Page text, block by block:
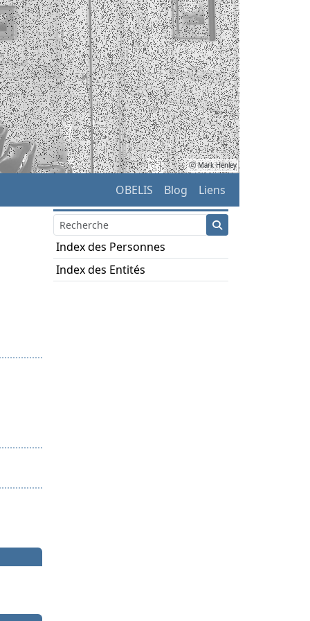
ⓒ Mark Henley
OBELIS Blog Liens
Index des Personnes
Index des Entités